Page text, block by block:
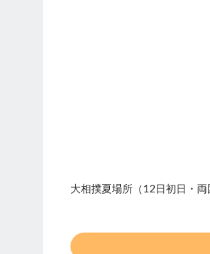
大相撲夏場所（12日初日・